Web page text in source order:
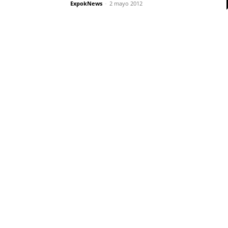
ExpokNews - 2 mayo 2012